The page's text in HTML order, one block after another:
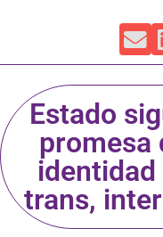
Estado
promesa
identidad
trans,